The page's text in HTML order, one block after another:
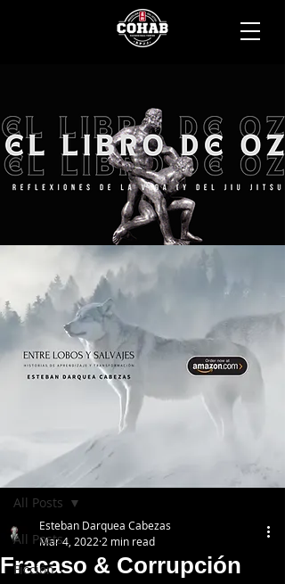
All Posts
Ficción
All Posts
Fracaso & Corrupción
Esteban Darquea Cabezas
Mar 4, 2022 2 min read